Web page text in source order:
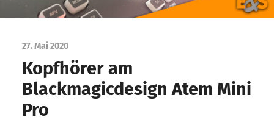
27. Mai 2020
Kopfhörer am
Blackmagicdesign Atem Mini
Pro